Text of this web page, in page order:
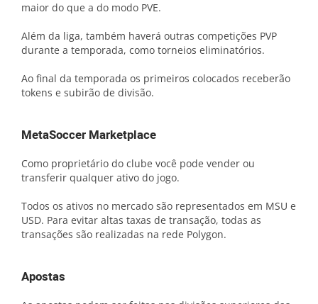
maior do que a do modo PVE.
Além da liga, também haverá outras competições PVP
durante a temporada, como torneios eliminatórios.
Ao final da temporada os primeiros colocados receberão
tokens e subirão de divisão.
MetaSoccer Marketplace
Como proprietário do clube você pode vender ou
transferir qualquer ativo do jogo.
Todos os ativos no mercado são representados em MSU e
USD. Para evitar altas taxas de transação, todas as
transações são realizadas na rede Polygon.
Apostas